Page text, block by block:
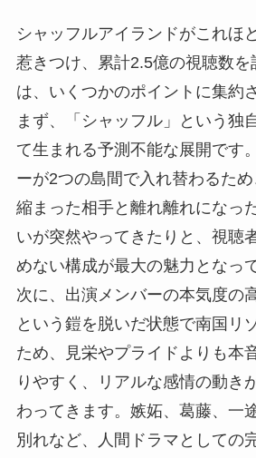
シャッフルアイランドがこれほ
惹きつけ、累計2.5億の視聴数を
は、いくつかのポイントに集約
まず、「シャッフル」という独
て生まれる予測不能な展開です
ーが2つの島間で入れ替わるた
縮まった相手と離れ離れになっ
いが突然やってきたりと、視聴
めない構成が最大の魅力となっ
次に、出演メンバーの本気度の
という鎧を脱いだ状態で南国リ
ため、見栄やプライドよりも本
りやすく、リアルな感情の動き
わってきます。嫉妬、葛藤、一
別れなど、人間ドラマとしての